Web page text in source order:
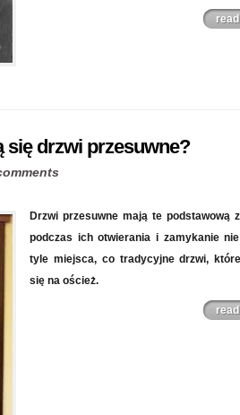
się drzwi przesuwne?
Drzwi przesuwne mają te podstawową
podczas ich otwierania i zamykanie
tyle miejsca, co tradycyjne drzwi,
się na oścież.